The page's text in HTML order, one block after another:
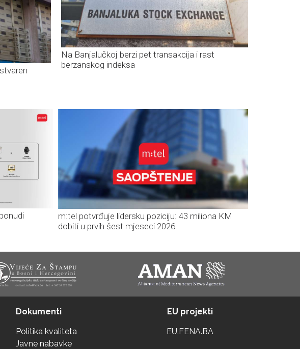
Na Banjalučkoj berzi pet transakcija i rast
berzanskog indeksa
m:tel potvrđuje lidersku poziciju: 43 miliona KM
dobiti u prvih šest mjeseci 2026.
Dokumenti
Politika kvaliteta
Javne nabavke
EU projekti
EU.FENA.BA